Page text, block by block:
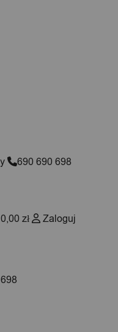
690 690 698
0,00 zł
Zaloguj